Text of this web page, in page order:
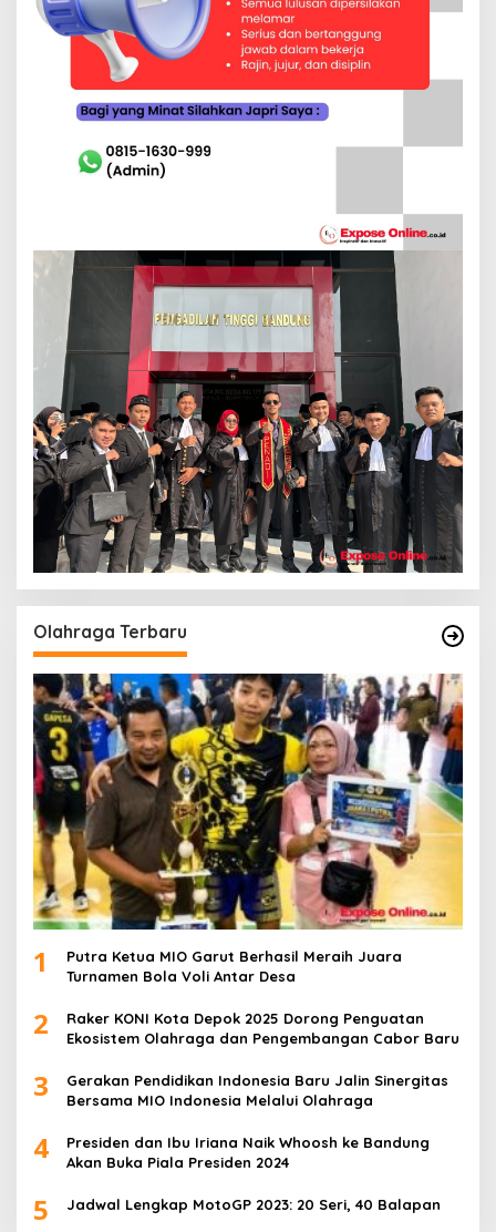
Olahraga Terbaru
1
Putra Ketua MIO Garut Berhasil Meraih Juara
Turnamen Bola Voli Antar Desa
2
Raker KONI Kota Depok 2025 Dorong Penguatan
Ekosistem Olahraga dan Pengembangan Cabor Baru
3
Gerakan Pendidikan Indonesia Baru Jalin Sinergitas
Bersama MIO Indonesia Melalui Olahraga
4
Presiden dan Ibu Iriana Naik Whoosh ke Bandung
Akan Buka Piala Presiden 2024
5 Jadwal Lengkap MotoGP 2023: 20 Seri, 40 Balapan